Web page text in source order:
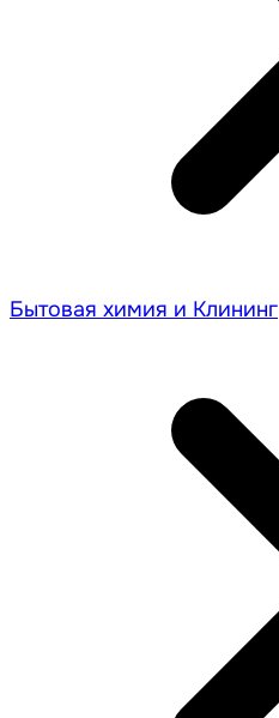
Бытовая химия и Клининг